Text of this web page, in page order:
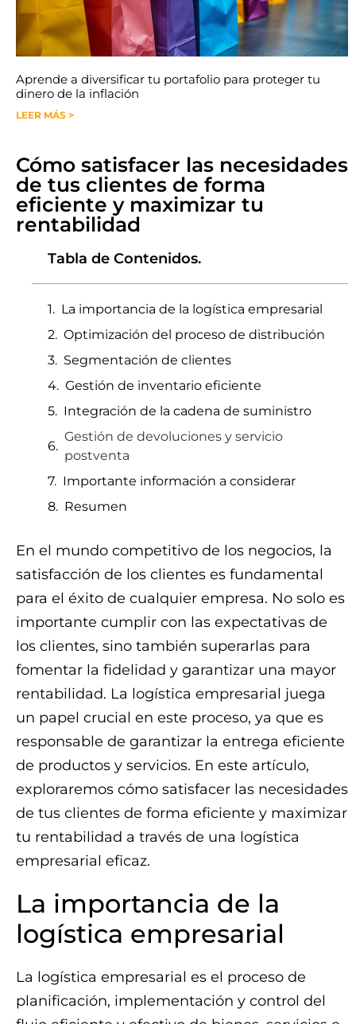
Aprende a diversificar tu portafolio para proteger tu
dinero de la inflación
LEER MÁS >
Cómo satisfacer las necesidades
de tus clientes de forma
eficiente y maximizar tu
rentabilidad
Tabla de Contenidos.
La importancia de la logística empresarial
Optimización del proceso de distribución
Segmentación de clientes
Gestión de inventario eficiente
Integración de la cadena de suministro
Gestión de devoluciones y servicio
postventa
Importante información a considerar
Resumen
En el mundo competitivo de los negocios, la
satisfacción de los clientes es fundamental
para el éxito de cualquier empresa. No solo es
importante cumplir con las expectativas de
los clientes, sino también superarlas para
fomentar la fidelidad y garantizar una mayor
rentabilidad. La logística empresarial juega
un papel crucial en este proceso, ya que es
responsable de garantizar la entrega eficiente
de productos y servicios. En este artículo,
exploraremos cómo satisfacer las necesidades
de tus clientes de forma eficiente y maximizar
tu rentabilidad a través de una logística
empresarial eficaz.
La importancia de la
logística empresarial
La logística empresarial es el proceso de
planificación, implementación y control del